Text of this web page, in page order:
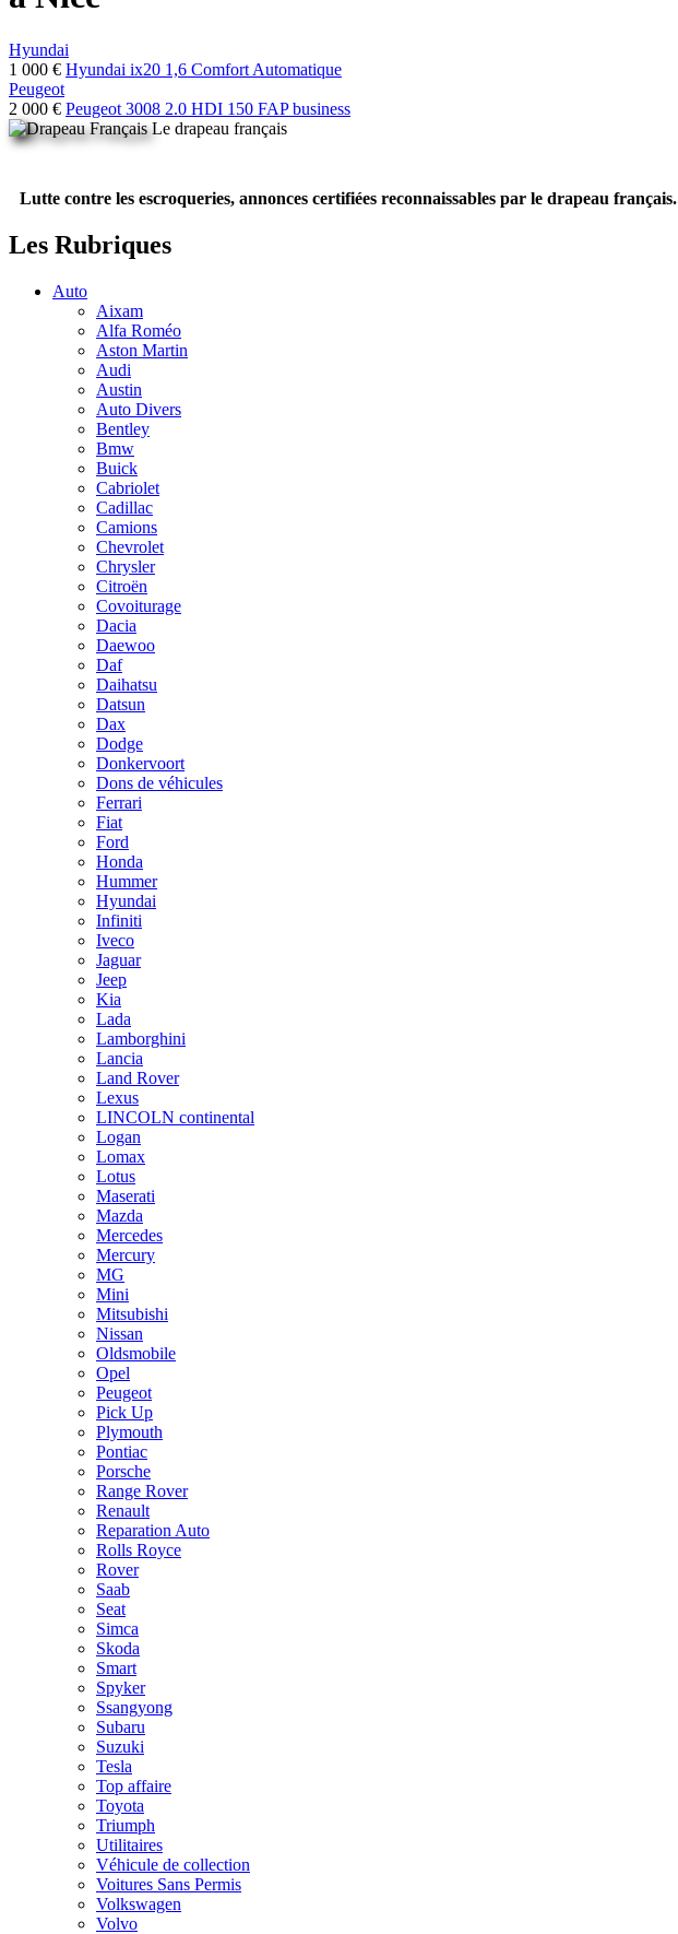
Hyundai
1 000 € Hyundai ix20 1,6 Comfort Automatique
Peugeot
2 000 € Peugeot 3008 2.0 HDI 150 FAP business
Le drapeau français
Lutte contre les escroqueries, annonces certifiées reconnaissables par le drapeau français.
Les Rubriques
Auto
Aixam
Alfa Roméo
Aston Martin
Audi
Austin
Auto Divers
Bentley
Bmw
Buick
Cabriolet
Cadillac
Camions
Chevrolet
Chrysler
Citroën
Covoiturage
Dacia
Daewoo
Daf
Daihatsu
Datsun
Dax
Dodge
Donkervoort
Dons de véhicules
Ferrari
Fiat
Ford
Honda
Hummer
Hyundai
Infiniti
Iveco
Jaguar
Jeep
Kia
Lada
Lamborghini
Lancia
Land Rover
Lexus
LINCOLN continental
Logan
Lomax
Lotus
Maserati
Mazda
Mercedes
Mercury
MG
Mini
Mitsubishi
Nissan
Oldsmobile
Opel
Peugeot
Pick Up
Plymouth
Pontiac
Porsche
Range Rover
Renault
Reparation Auto
Rolls Royce
Rover
Saab
Seat
Simca
Skoda
Smart
Spyker
Ssangyong
Subaru
Suzuki
Tesla
Top affaire
Toyota
Triumph
Utilitaires
Véhicule de collection
Voitures Sans Permis
Volkswagen
Volvo